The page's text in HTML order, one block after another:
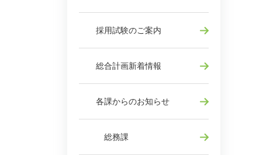
採用試験のご案内
総合計画新着情報
各課からのお知らせ
総務課